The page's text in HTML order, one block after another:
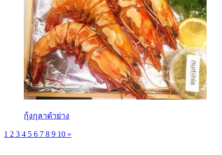
กุ้งกุลาดำย่าง
1 2 3 4 5 6 7 8 9 10 »